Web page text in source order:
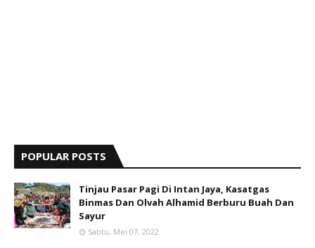
POPULAR POSTS
Tinjau Pasar Pagi Di Intan Jaya, Kasatgas
Binmas Dan Olvah Alhamid Berburu Buah Dan
Sayur
Sabtu, Mei 07, 2022